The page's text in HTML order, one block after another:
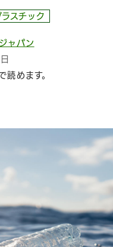
スチック
ャパン
読めます。